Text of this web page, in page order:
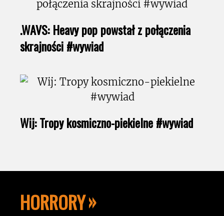
.WAVS: Heavy pop powstał z połączenia
skrajności #wywiad
Wij: Tropy kosmiczno-piekielne #wywiad
HORRORY